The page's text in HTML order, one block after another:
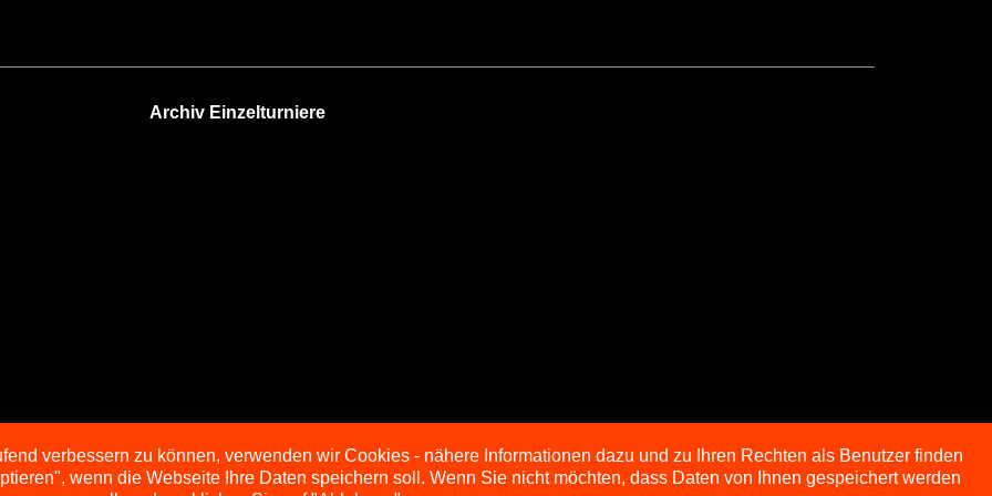
Archiv Einzelturniere
verbessern zu können, verwenden wir Cookies - nähere Informationen dazu und zu Ihren Rechten als Benutzer finden
wenn die Webseite Ihre Daten speichern soll. Wenn Sie nicht möchten, dass Daten von Ihnen gespeichert werden